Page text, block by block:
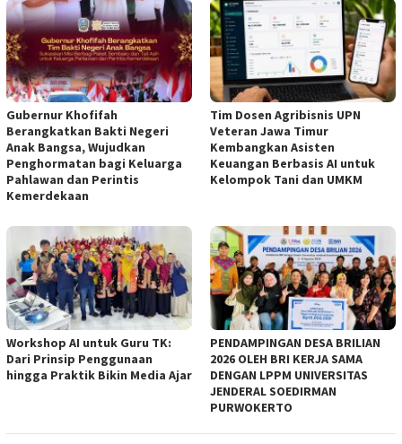
Gubernur Khofifah
Berangkatkan Bakti Negeri
Anak Bangsa, Wujudkan
Penghormatan bagi Keluarga
Pahlawan dan Perintis
Kemerdekaan
Tim Dosen Agribisnis UPN
Veteran Jawa Timur
Kembangkan Asisten
Keuangan Berbasis AI untuk
Kelompok Tani dan UMKM
Workshop AI untuk Guru TK:
Dari Prinsip Penggunaan
hingga Praktik Bikin Media Ajar
PENDAMPINGAN DESA BRILIAN
2026 OLEH BRI KERJA SAMA
DENGAN LPPM UNIVERSITAS
JENDERAL SOEDIRMAN
PURWOKERTO